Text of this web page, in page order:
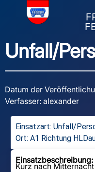
Unfall/
Datum der
Verfasser: alexander
Einsatzart: Unfall/
Ort: A1 Richtung HL
Einsatzbeschreibung:
Kurz nach